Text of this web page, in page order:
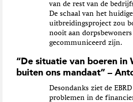
van de rest van de
De schaal van het huidige
uitbreidingsproject zou
nooit aan dorpsbewoners
gecommuniceerd zijn.
“De situatie van boeren in
buiten ons mandaat” –
Desondanks ziet de
problemen in de